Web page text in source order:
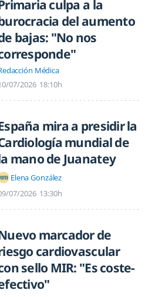
culpa a la
del aumento
bajas: "No nos
Médica
07/2026 18:10h
mira a presidir la
mundial de
mano de Juanatey
Elena González
07/2026 13:30h
marcador de
cardiovascular
sello MIR: "Es coste-